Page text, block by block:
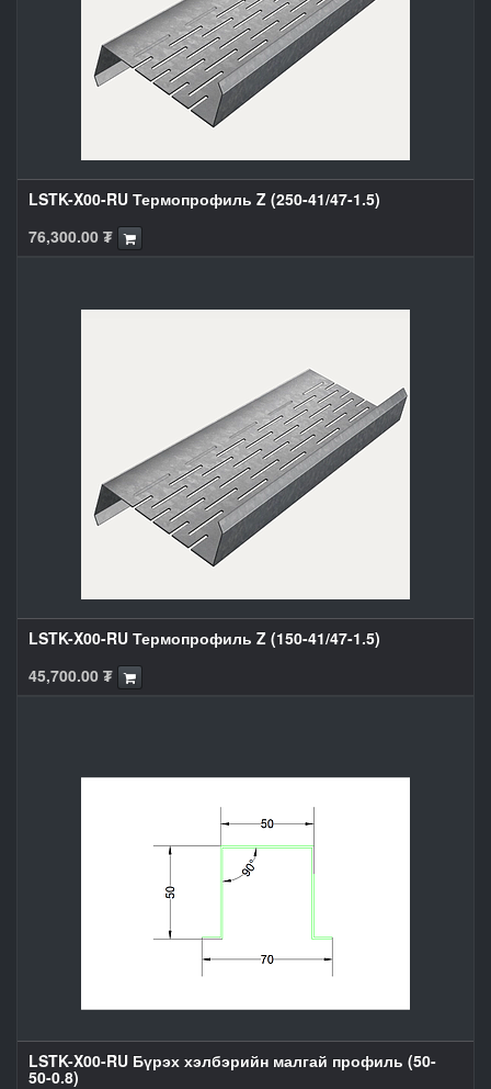
LSTK-X00-RU Термопрофиль Z (250-41/47-1.5)
76,300.00 ₮
LSTK-X00-RU Термопрофиль Z (150-41/47-1.5)
45,700.00 ₮
LSTK-X00-RU Бүрэх хэлбэрийн малгай профиль (50-
50-0.8)